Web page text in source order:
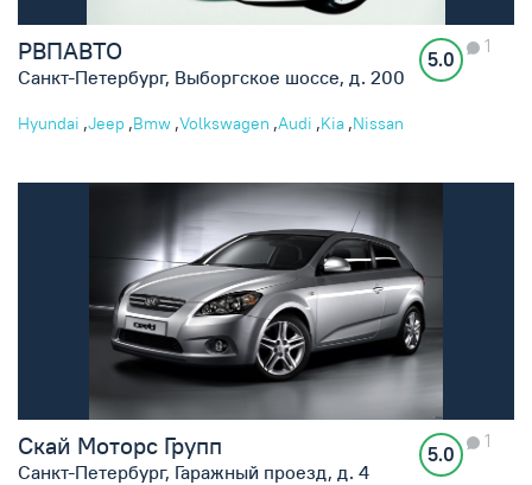
РВПАВТО
Санкт-Петербург, Выборгское шоссе, д. 200
5.0
1
Hyundai ,Jeep ,Bmw ,Volkswagen ,Audi ,Kia ,Nissan
Скай Моторс Групп
Санкт-Петербург, Гаражный проезд, д. 4
5.0
1